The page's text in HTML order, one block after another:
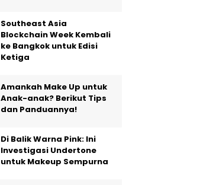
Southeast Asia
Blockchain Week Kembali
ke Bangkok untuk Edisi
Ketiga
Amankah Make Up untuk
Anak-anak? Berikut Tips
dan Panduannya!
Di Balik Warna Pink: Ini
Investigasi Undertone
untuk Makeup Sempurna